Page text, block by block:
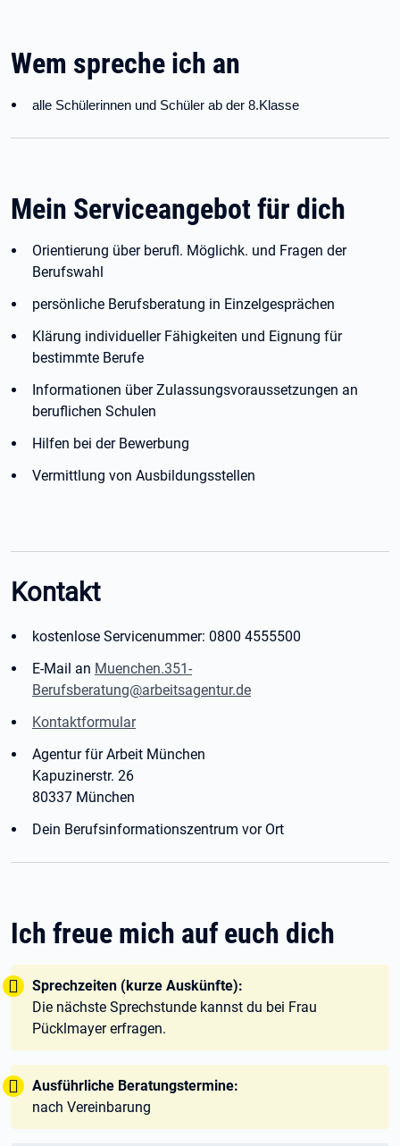
Wem spreche ich an
alle Schülerinnen und Schüler ab der 8.Klasse
Mein Serviceangebot für dich
Orientierung über berufl. Möglichk. und Fragen der
Berufswahl
persönliche Berufsberatung in Einzelgesprächen
Klärung individueller Fähigkeiten und Eignung für
bestimmte Berufe
Informationen über Zulassungsvoraussetzungen an
beruflichen Schulen
Hilfen bei der Bewerbung
Vermittlung von Ausbildungsstellen
Kontakt
kostenlose Servicenummer: 0800 4555500
E-Mail an Muenchen.351-
Berufsberatung@arbeitsagentur.de
Kontaktformular
Agentur für Arbeit München
Kapuzinerstr. 26
80337 München
Dein Berufsinformationszentrum vor Ort
Ich freue mich auf euch dich
Tipp:
Sprechzeiten (kurze Auskünfte):
Die nächste Sprechstunde kannst du bei Frau
Pücklmayer erfragen.
Tipp:
Ausführliche Beratungstermine:
nach Vereinbarung